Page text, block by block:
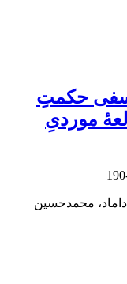
حکمتِ
موردیِ
محمدحسین